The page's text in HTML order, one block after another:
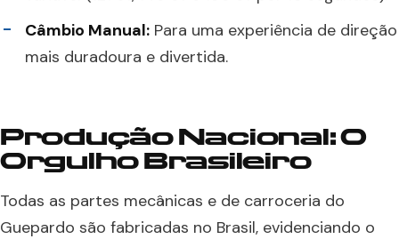
Câmbio Manual: Para uma experiência de direção
mais duradoura e divertida.
Produção Nacional: O
Orgulho Brasileiro
Todas as partes mecânicas e de carroceria do
Guepardo são fabricadas no Brasil, evidenciando o